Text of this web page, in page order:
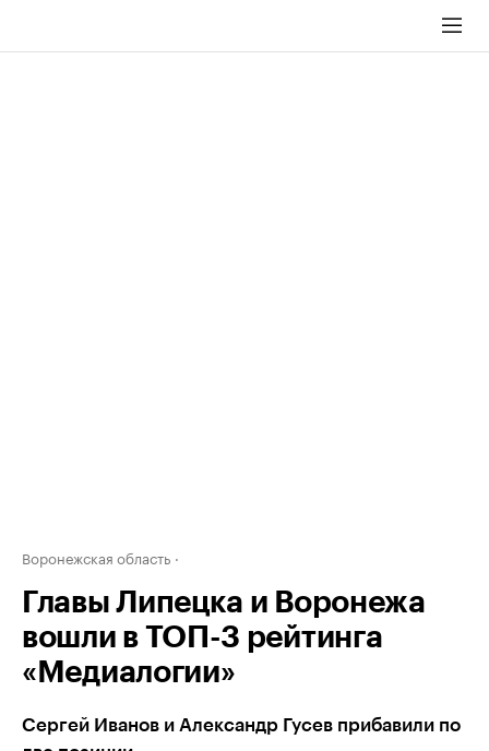
Воронежская область
Главы Липецка и Воронежа
вошли в ТОП-3 рейтинга
«Медиалогии»
Сергей Иванов и Александр Гусев прибавили по